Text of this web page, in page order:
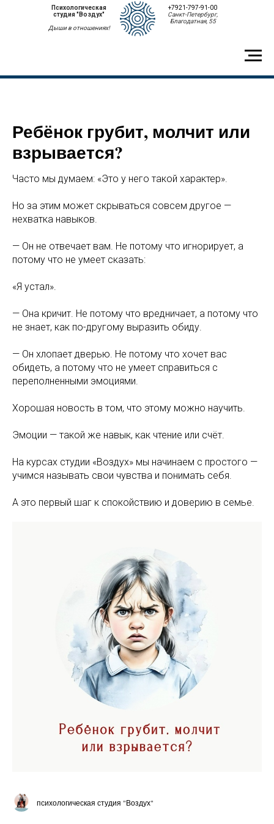
Психологическая
студия "Воздух"
Дыши в отношениях!
+7921-797-91-00
Санкт-Петербург,
Благодатная, 55
Ребёнок грубит, молчит или
взрывается?
Часто мы думаем: «Это у него такой характер».
Но за этим может скрываться совсем другое —
нехватка навыков.
— Он не отвечает вам. Не потому что игнорирует, а
потому что не умеет сказать:
«Я устал».
— Она кричит. Не потому что вредничает, а потому что
не знает, как по-другому выразить обиду.
— Он хлопает дверью. Не потому что хочет вас
обидеть, а потому что не умеет справиться с
переполненными эмоциями.
Хорошая новость в том, что этому можно научить.
Эмоции — такой же навык, как чтение или счёт.
На курсах студии «Воздух» мы начинаем с простого —
учимся называть свои чувства и понимать себя.
А это первый шаг к спокойствию и доверию в семье.
психологическая студия "Воздух"